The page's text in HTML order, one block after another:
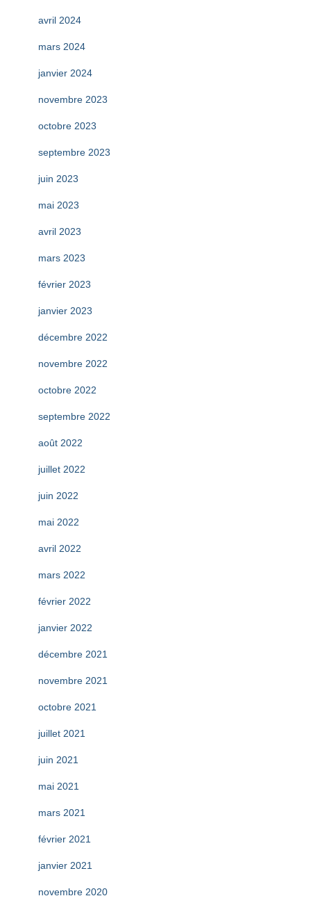
avril 2024
mars 2024
janvier 2024
novembre 2023
octobre 2023
septembre 2023
juin 2023
mai 2023
avril 2023
mars 2023
février 2023
janvier 2023
décembre 2022
novembre 2022
octobre 2022
septembre 2022
août 2022
juillet 2022
juin 2022
mai 2022
avril 2022
mars 2022
février 2022
janvier 2022
décembre 2021
novembre 2021
octobre 2021
juillet 2021
juin 2021
mai 2021
mars 2021
février 2021
janvier 2021
novembre 2020